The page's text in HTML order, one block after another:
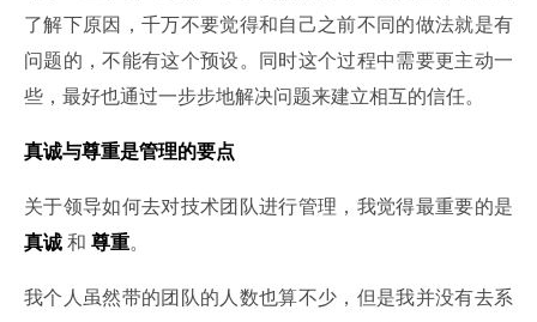
了解下原因，千万不要觉得和自己之前不同的做法就是有
问题的，不能有这个预设。同时这个过程中需要更主动一
些，最好也通过一步步地解决问题来建立相互的信任。
真诚与尊重是管理的要点
真诚 和 尊重。
我个人虽然带的团队的人数也算不少，但是我并没有去系